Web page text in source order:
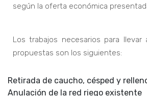
según la oferta económica
Los trabajos necesarios para llevar
propuestas son los siguientes:
Retirada de caucho, césped y
Anulación de la red riego existente